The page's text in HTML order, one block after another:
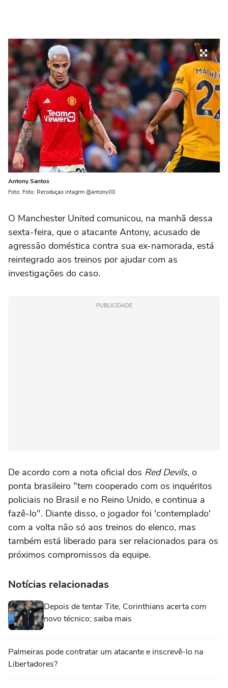
Antony Santos
Foto: Foto: Reroduçao intagrm @antony00
O Manchester United comunicou, na manhã dessa
sexta-feira, que o atacante Antony, acusado de
agressão doméstica contra sua ex-namorada, está
reintegrado aos treinos por ajudar com as
investigações do caso.
PUBLICIDADE
De acordo com a nota oficial dos Red Devils, o
ponta brasileiro "tem cooperado com os inquéritos
policiais no Brasil e no Reino Unido, e continua a
fazê-lo". Diante disso, o jogador foi 'contemplado'
com a volta não só aos treinos do elenco, mas
também está liberado para ser relacionados para os
próximos compromissos da equipe.
Notícias relacionadas
Depois de tentar Tite, Corinthians acerta com
novo técnico; saiba mais
Palmeiras pode contratar um atacante e inscrevê-lo na
Libertadores?